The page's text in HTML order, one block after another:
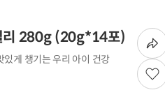
리 280g (20g*14포)
있게 챙기는 우리 아이 건강